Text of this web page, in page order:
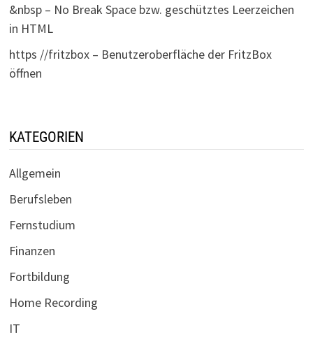
&nbsp – No Break Space bzw. geschütztes Leerzeichen
in HTML
https //fritzbox – Benutzeroberfläche der FritzBox
öffnen
KATEGORIEN
Allgemein
Berufsleben
Fernstudium
Finanzen
Fortbildung
Home Recording
IT